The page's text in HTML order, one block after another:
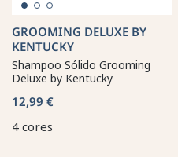
GROOMING DELUXE BY
KENTUCKY
Shampoo Sólido Grooming
Deluxe by Kentucky
12,99 €
4 cores